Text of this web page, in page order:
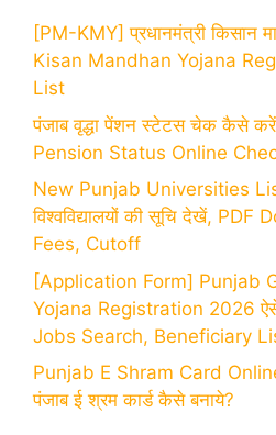
[PM-KMY] प्रधानमंत्री किसान
Kisan Mandhan Yojana
List
पंजाब वृद्धा पेंशन स्टेटस चेक कैसे
Pension Status Online
New Punjab Universities
विश्वविद्यालयों की सूचि देखें,
Fees, Cutoff
[Application Form] Punjab
Yojana Registration 2026
Jobs Search, Beneficiary
Punjab E Shram Card
पंजाब ई श्रम कार्ड कैसे बनाये?